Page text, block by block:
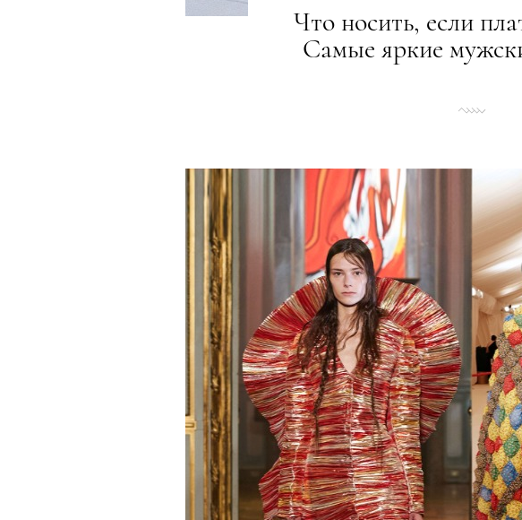
Что носить, если
Самые яркие